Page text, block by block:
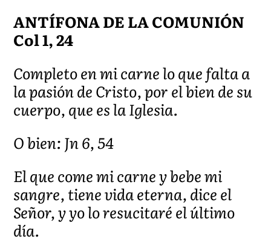
ANTÍFONA DE LA COMUNIÓN
Col 1, 24
Completo en mi carne lo que falta a
la pasión de Cristo, por el bien de su
cuerpo, que es la Iglesia.
O bien: Jn 6, 54
El que come mi carne y bebe mi
sangre, tiene vida eterna, dice el
Señor, y yo lo resucitaré el último
día.